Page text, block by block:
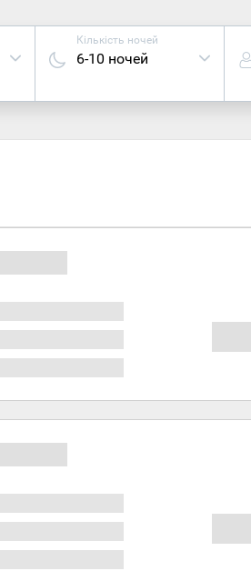
Кількість ночей
6-10 ночей